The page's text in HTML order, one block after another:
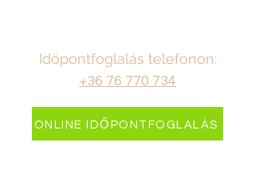
Időpontfoglalás telefonon:
+36 76 770 734
ONLINE IDŐPONTFOGLALÁS